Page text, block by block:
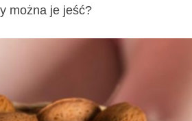
można je jeść?